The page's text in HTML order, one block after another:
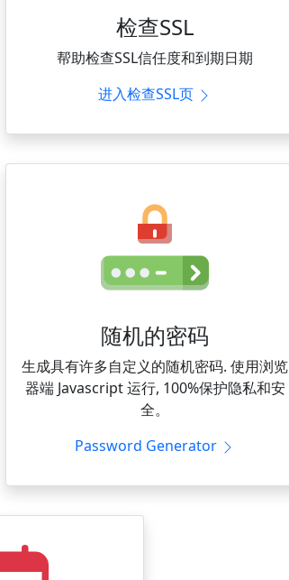
检查SSL
帮助检查SSL信任度和到期日期
进入检查SSL页
随机的密码
生成具有许多自定义的随机密码. 使用浏览
器端 Javascript 运行, 100%保护隐私和安
全。
Password Generator